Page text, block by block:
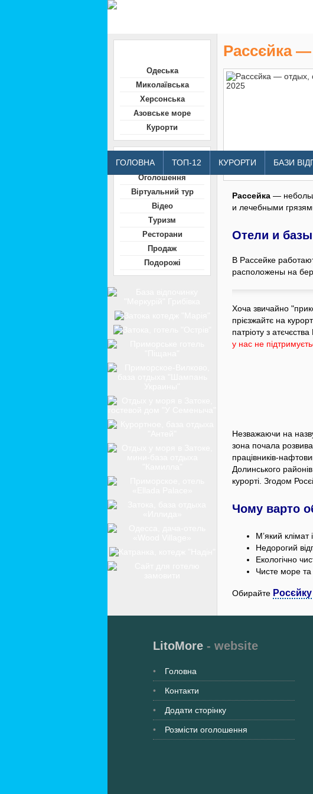
ГОЛОВНА ТОП-12 КУРОРТИ БАЗИ
Одеська
Миколаївська
Херсонська
Азовське море
Курорти
Оголошення
Віртуальний тур
Відео
Туризм
Ресторани
Продаж
Подорожі
Рассєйка
Рассейка —
и лечебными
Отели и
В Рассейке
расположены на
Хоча звичайно
прієзжайтє на
патріоту з
у нас не
Незважаючи на
зона почала
працівників-
Долинського
курорті. Згодом
Чому варто
М’який клімат
Недорогий
Екологічно
Чисте море
Обирайте Росєйку
LitoMore - website
Головна
Контакти
Додати сторінку
Розмісти оголошення